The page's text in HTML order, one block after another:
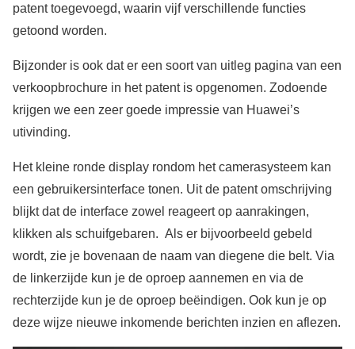
patent toegevoegd, waarin vijf verschillende functies
getoond worden.
Bijzonder is ook dat er een soort van uitleg pagina van een
verkoopbrochure in het patent is opgenomen. Zodoende
krijgen we een zeer goede impressie van Huawei’s
utivinding.
Het kleine ronde display rondom het camerasysteem kan
een gebruikersinterface tonen. Uit de patent omschrijving
blijkt dat de interface zowel reageert op aanrakingen,
klikken als schuifgebaren. Als er bijvoorbeeld gebeld
wordt, zie je bovenaan de naam van diegene die belt. Via
de linkerzijde kun je de oproep aannemen en via de
rechterzijde kun je de oproep beëindigen. Ook kun je op
deze wijze nieuwe inkomende berichten inzien en aflezen.